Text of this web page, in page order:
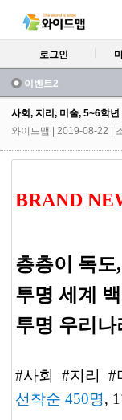
로그인
이벤트2
사회, 지리, 미술, 5~6학
와이드맵
| 2019-08-22 |
BRAND
층층이 독도,
투명 세계
투명 우리
#사회 #지리 #
선착순 450명,